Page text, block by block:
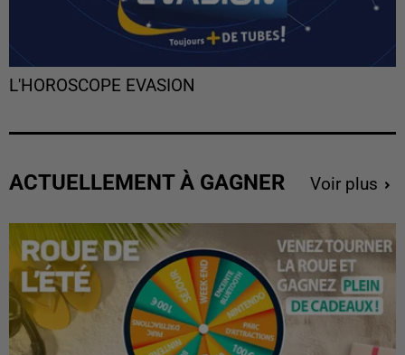
L'HOROSCOPE EVASION
ACTUELLEMENT À GAGNER Voir plus